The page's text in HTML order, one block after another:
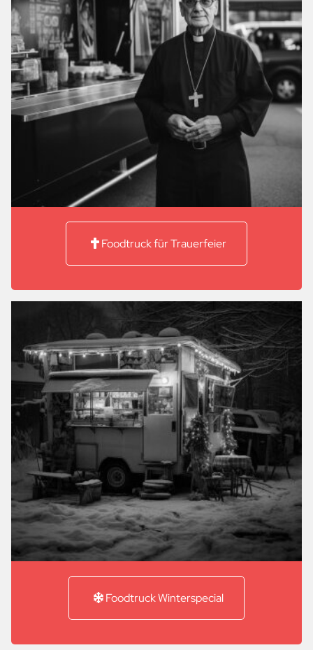
Foodtruck für Trauerfeier
Foodtruck Winterspecial